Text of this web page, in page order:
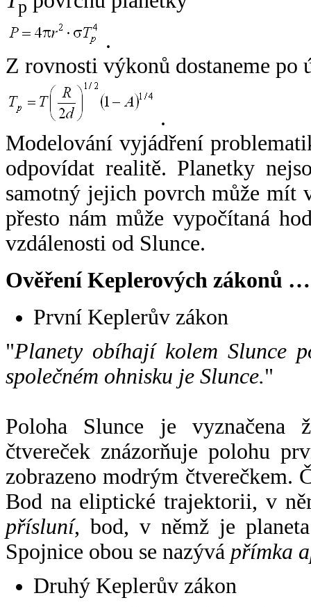
p
.
Z rovnosti výkonů dostaneme po
.
Modelování vyjádření
odpovídat realitě. Planetky
samotný jejich povrch může mít
přesto nám může vypočítaná
vzdálenosti od Slunce.
Ověření Keplerových zákonů …
První Keplerův zákon
"Planety obíhají kolem Slunce
společném ohnisku je Slunce."
Poloha Slunce je vyznačena
čtvereček znázorňuje polohu
zobrazeno modrým čtverečkem.
Bod na eliptické trajektorii, v
přísluní, bod, v němž je
Spojnice obou se nazývá přímka
Druhý Keplerův zákon